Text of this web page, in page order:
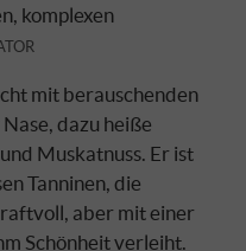
komplexen
mit berauschenden
dazu heiße
Muskatnuss. Er ist
Tanninen, die
aber mit einer
Schönheit verleiht.